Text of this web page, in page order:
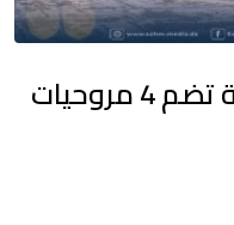
الجزائر تسلّم هبة عسكرية تضم 4 مروحيات